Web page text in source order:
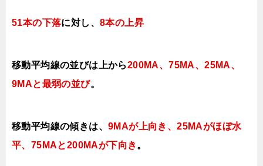
51本の下落に対し、8本の上昇
移動平均線の並びは上から200MA、75MA、25MA、
9MAと最弱の並び。
移動平均線の傾きは、 9MAが上向き、25MAがほぼ水
平、75MAと200MAが下向き。